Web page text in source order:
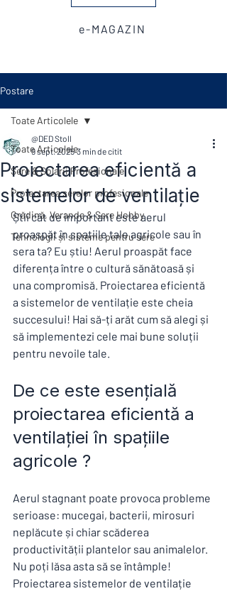
e-MAGAZIN
Postare
Toate Articolele
Sere & Solarii Profesionale
Proiectarea serelor profesionale
Grădină, Verande & Sere Hobby
Tehnologii și sisteme pentru sere
Toate Articolele
Proiectarea eficientă a
sistemelor de ventilație
@DED Stoll
9 sept. 2025 3 min de citit
Știi cât de important este aerul
proaspăt în spațiile tale agricole sau în
sera ta? Eu știu! Aerul proaspăt face
diferența între o cultură sănătoasă și
una compromisă. Proiectarea eficientă
a sistemelor de ventilație este cheia
succesului! Hai să-ți arăt cum să alegi și
să implementezi cele mai bune soluții
pentru nevoile tale.
De ce este esențială
proiectarea eficientă a
ventilației în spațiile
agricole ?
Aerul stagnant poate provoca probleme
serioase: mucegai, bacterii, mirosuri
neplăcute și chiar scăderea
productivității plantelor sau animalelor.
Nu poți lăsa asta să se întâmple!
Proiectarea sistemelor de ventilație